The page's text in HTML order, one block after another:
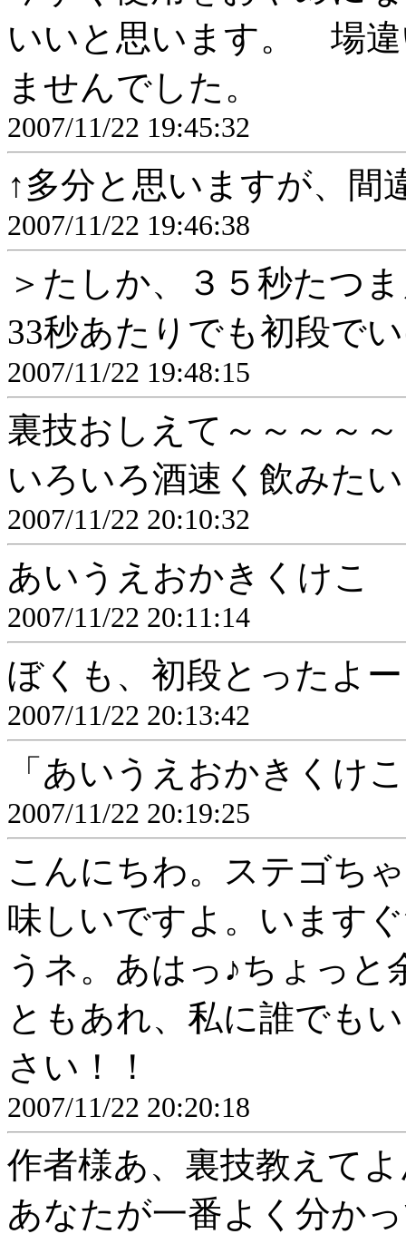
いいと思います。 場
ませんでした。
2007/11/22 19:45:32
↑多分と思いますが、間
2007/11/22 19:46:38
＞たしか、３５秒たつ
33秒あたりでも初段で
2007/11/22 19:48:15
裏技おしえて～～～～
いろいろ酒速く飲みたい
2007/11/22 20:10:32
あいうえおかきくけこ
2007/11/22 20:11:14
ぼくも、初段とったよー
2007/11/22 20:13:42
「あいうえおかきくけ
2007/11/22 20:19:25
こんにちわ。ステゴち
味しいですよ。います
うネ。あはっ♪ちょっ
ともあれ、私に誰でも
さい！！
2007/11/22 20:20:18
作者様あ、裏技教えて
あなたが一番よく分か